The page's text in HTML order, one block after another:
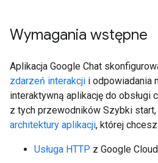
Wymagania wstępne
Aplikacja Google Chat
zdarzeń interakcji i odpowiadania
interaktywną aplikację do obsługi
z tych przewodników Szybki
architektury aplikacji, której
Usługa HTTP z Google